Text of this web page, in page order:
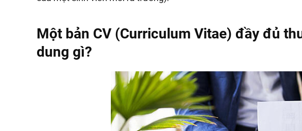
Một bản CV (Curriculum Vitae) đầy đủ
dung gì?